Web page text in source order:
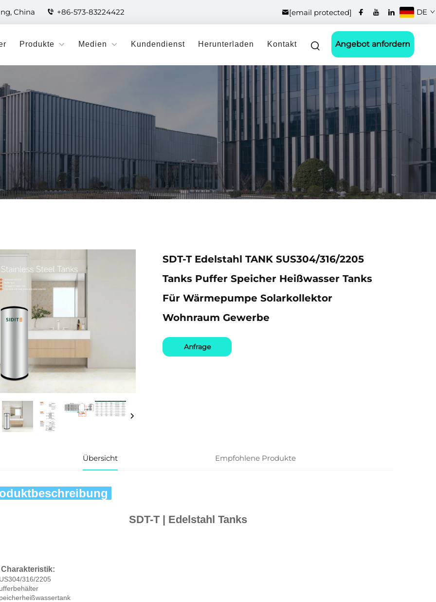
China +86-573-83224422 [email protected] DE
Produkte Medien Kundendienst Herunterladen Kontakt Angebot anfordern
SDT-T Edelstahl TANK SUS304/316/2205
Tanks Puffer Speicher Heißwasser Tanks
Für Wärmepumpe Solarkollektor
Wohnraum Gewerbe
Anfrage
Übersicht Empfohlene Produkte
SDT-T | Edelstahl Tanks
Charakteristik:
316/2205